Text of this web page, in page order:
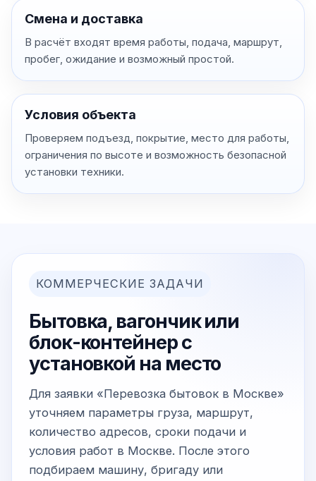
Смена и доставка
В расчёт входят время работы, подача, маршрут,
пробег, ожидание и возможный простой.
Условия объекта
Проверяем подъезд, покрытие, место для работы,
ограничения по высоте и возможность безопасной
установки техники.
КОММЕРЧЕСКИЕ ЗАДАЧИ
Бытовка, вагончик или
блок-контейнер с
установкой на место
Для заявки «Перевозка бытовок в Москве»
уточняем параметры груза, маршрут,
количество адресов, сроки подачи и
условия работ в Москве. После этого
подбираем машину, бригаду или